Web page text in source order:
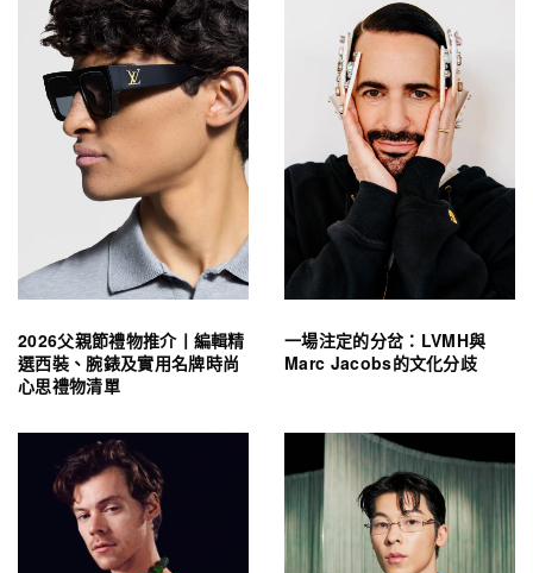
2026父親節禮物推介丨編輯精
選西裝、腕錶及實用名牌時尚
心思禮物清單
一場注定的分岔：LVMH與
Marc Jacobs的文化分歧